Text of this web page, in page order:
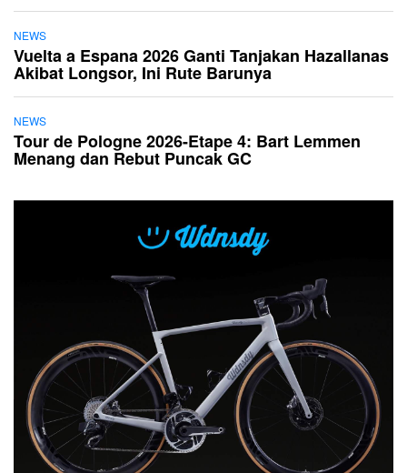
NEWS
Vuelta a Espana 2026 Ganti Tanjakan Hazallanas
Akibat Longsor, Ini Rute Barunya
NEWS
Tour de Pologne 2026-Etape 4: Bart Lemmen
Menang dan Rebut Puncak GC